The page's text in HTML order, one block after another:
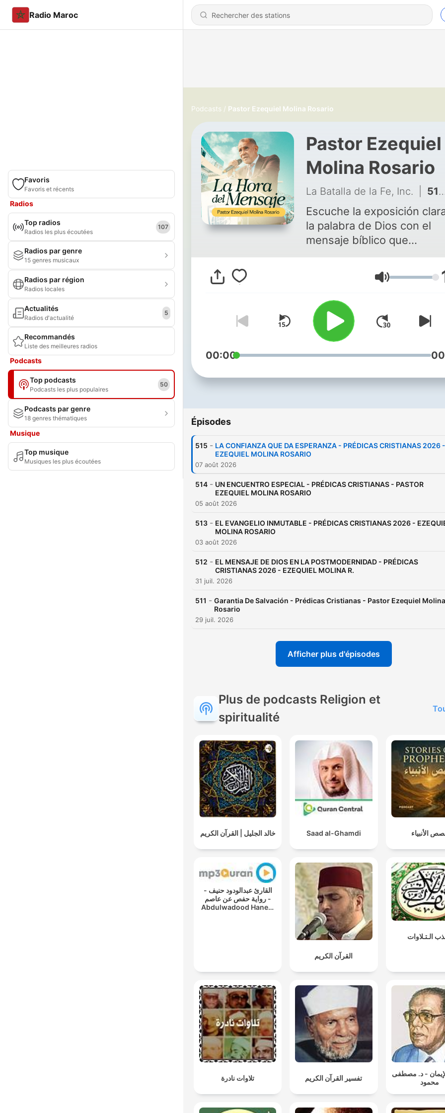
Radio Maroc
Favoris
Favoris et récents
Radios
Top radios
Radios les plus écoutées
107
Radios par genre
15 genres musicaux
Radios par région
Radios locales
Actualités
Radios d'actualité
5
Recommandés
Liste des meilleures radios
Podcasts
Top podcasts
Podcasts les plus populaires
50
Podcasts par genre
18 genres thématiques
Musique
Top musique
Musiques les plus écoutées
Podcasts Pastor Ezequiel Molina Rosario
Pastor Ezequiel
Molina Rosario
La Batalla de la Fe, Inc. 515 - LA CONFIANZA QUE DA ESPERANZA - PRÉDICAS CRISTIANAS 2026 - EZEQUIEL MOLINA ROSARIO
Escuche la exposición
la palabra de Dios con el
mensaje bíblico que
transformara tu vida, en
del pastor Ezequiel Molina
Visita nuestro canal
https://
Volume
00:00
Épisodes
515 - LA CONFIANZA QUE DA ESPERANZA - PRÉDICAS CRISTIANAS 2026 -
EZEQUIEL MOLINA ROSARIO
07 août 2026
514 - UN ENCUENTRO ESPECIAL - PRÉDICAS CRISTIANAS - PASTOR
EZEQUIEL MOLINA ROSARIO
05 août 2026
513 - EL EVANGELIO INMUTABLE - PRÉDICAS CRISTIANAS 2026 -
MOLINA ROSARIO
03 août 2026
512 - EL MENSAJE DE DIOS EN LA POSTMODERNIDAD - PRÉDICAS
CRISTIANAS 2026 - EZEQUIEL MOLINA R.
31 juil. 2026
511 - Garantia De Salvación - Prédicas Cristianas - Pastor Ezequiel Molina
Rosario
29 juil. 2026
Afficher plus d'épisodes
Plus de podcasts Religion et
spiritualité
خالد الجليل | القرآن الكريم Saad al-Ghamdi الأنبياء
القارئ عبدالودود حنيف -
رواية حفص عن عاصم -
Abdulwadood Haneef
القرآن الكريم
الـتـلاوات
تلاوات نادرة تفسير القرآن الكريم
- د. مصطفى
محمود